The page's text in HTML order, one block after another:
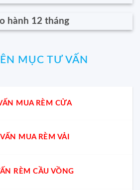
hành 12 tháng
MỤC TƯ VẤN
MUA RÈM CỬA
MUA RÈM VẢI
RÈM CẦU VỒNG